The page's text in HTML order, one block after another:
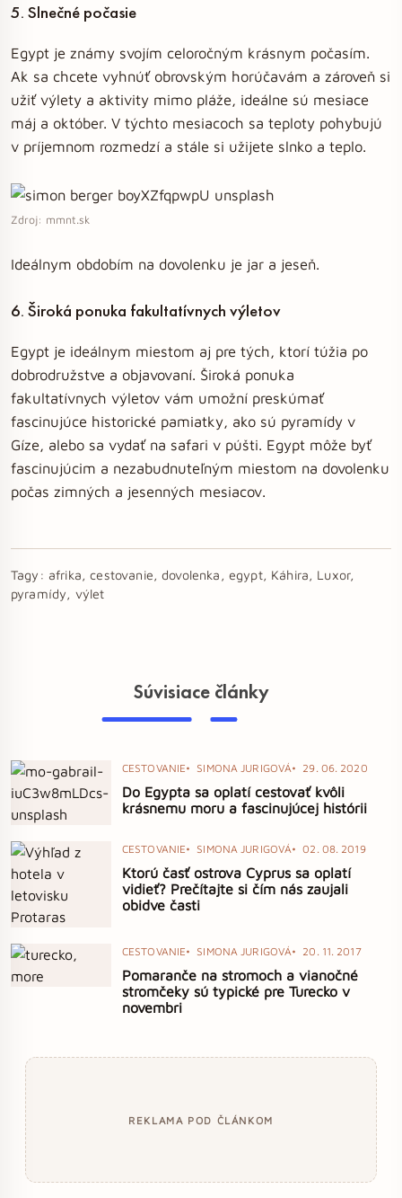
5. Slnečné počasie
Egypt je známy svojím celoročným krásnym počasím.
Ak sa chcete vyhnúť obrovským horúčavám a zároveň si
užiť výlety a aktivity mimo pláže, ideálne sú mesiace
máj a október. V týchto mesiacoch sa teploty pohybujú
v príjemnom rozmedzí a stále si užijete slnko a teplo.
Zdroj: mmnt.sk
Ideálnym obdobím na dovolenku je jar a jeseň.
6. Široká ponuka fakultatívnych výletov
Egypt je ideálnym miestom aj pre tých, ktorí túžia po
dobrodružstve a objavovaní. Široká ponuka
fakultatívnych výletov vám umožní preskúmať
fascinujúce historické pamiatky, ako sú pyramídy v
Gíze, alebo sa vydať na safari v púšti. Egypt môže byť
fascinujúcim a nezabudnuteľným miestom na dovolenku
počas zimných a jesenných mesiacov.
Tagy: afrika, cestovanie, dovolenka, egypt, Káhira, Luxor,
pyramídy, výlet
Súvisiace články
CESTOVANIE SIMONA JURIGOVÁ 29. 06. 2020
Do Egypta sa oplatí cestovať kvôli
krásnemu moru a fascinujúcej histórii
CESTOVANIE SIMONA JURIGOVÁ 02. 08. 2019
Ktorú časť ostrova Cyprus sa oplatí
vidieť? Prečítajte si čím nás zaujali
obidve časti
CESTOVANIE SIMONA JURIGOVÁ 20. 11. 2017
Pomaranče na stromoch a vianočné
stromčeky sú typické pre Turecko v
novembri
REKLAMA POD ČLÁNKOM